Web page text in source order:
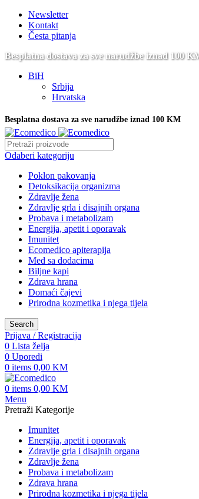
Newsletter
Kontakt
Česta pitanja
Besplatna dostava za sve narudžbe iznad 100
BiH
Srbija
Hrvatska
Besplatna dostava za sve narudžbe iznad 100 KM
Odaberi kategoriju
Poklon pakovanja
Detoksikacija organizma
Zdravlje žena
Zdravlje grla i disajnih organa
Probava i metabolizam
Energija, apetit i oporavak
Imunitet
Ecomedico apiterapija
Med sa dodacima
Biljne kapi
Zdrava hrana
Domaći čajevi
Prirodna kozmetika i njega tijela
Search
Prijava / Registracija
0 Lista želja
0 Uporedi
0 items 0,00 KM
0 items 0,00 KM
Menu
Pretraži Kategorije
Imunitet
Energija, apetit i oporavak
Zdravlje grla i disajnih organa
Zdravlje žena
Probava i metabolizam
Zdrava hrana
Prirodna kozmetika i njega tijela